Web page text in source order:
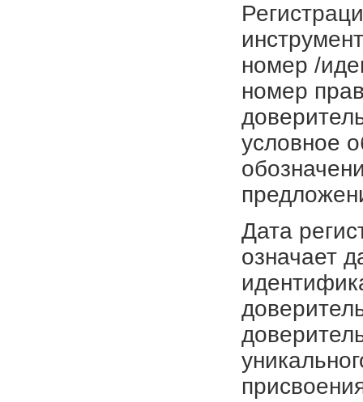
номер /
номер
условное
Дата
означает